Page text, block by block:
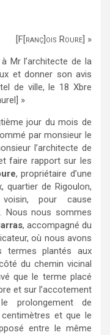
[F[ranç]ois Roure] »
Mr l’architecte de la
et donner son avis
de ville, le 18 Xbre
»
jour du mois de
par monsieur le
l’architecte de
faire rapport sur les
, propriétaire d’une
quartier de Rigoulon,
pour cause
Nous nous sommes
, accompagné du
où nous avons
termes plantés aux
du chemin vicinal
que le terme placé
et sur l’accotement
prolongement de
et que le
entre le même